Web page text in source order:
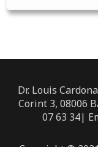
Dr. Louis
Corint 3, 08006
07 63 34|